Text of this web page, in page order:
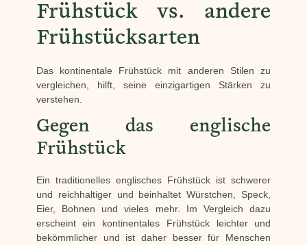
Frühstück vs. andere
Frühstücksarten
Das kontinentale Frühstück mit anderen Stilen zu
vergleichen, hilft, seine einzigartigen Stärken zu
verstehen.
Gegen das englische
Frühstück
Ein traditionelles englisches Frühstück ist schwerer
und reichhaltiger und beinhaltet Würstchen, Speck,
Eier, Bohnen und vieles mehr. Im Vergleich dazu
erscheint ein kontinentales Frühstück leichter und
bekömmlicher und ist daher besser für Menschen